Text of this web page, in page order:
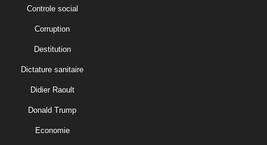
Controle social
Corruption
Destitution
Dictature sanitaire
Didier Raoult
Donald Trump
Economie